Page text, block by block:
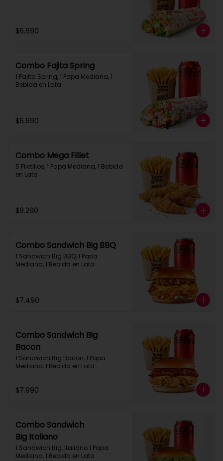
$6.690
Combo Fajita Spring
1 Fajita Spring, 1 Papa Mediana, 1
Bebida en Lata
$6.690
Combo Mega Fillet
5 Filetillos, 1 Papa Mediana, 1 Bebida
en Lata
$9.290
Combo Sandwich Big BBQ
1 Sandwich Big BBQ, 1 Papa
Mediana, 1 Bebida en Lata
$7.490
Combo Sandwich Big
Bacon
1 Sandwich Big Bacon, 1 Papa
Mediana, 1 Bebida en Lata
$7.990
Combo Sandwich
Big Italiano
1 Sandwich Big, Italiano 1 Papa
Mediana, 1 Bebida en Lata